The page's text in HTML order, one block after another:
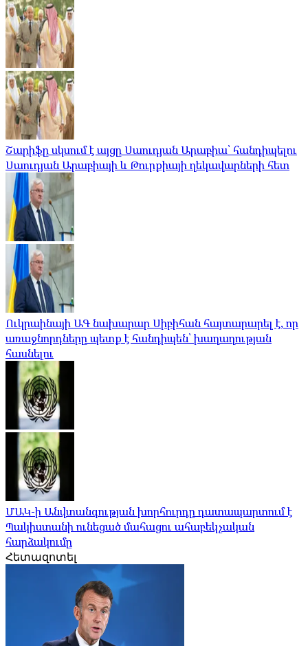
Շարիֆը սկսում է այցը Սաուդյան Արաբիա՝ հանդիպելու
Սաուդյան Արաբիայի և Թուրքիայի ղեկավարների հետ
Ուկրաինայի ԱԳ նախարար Սիբիհան հայտարարել է, որ
առաջնորդները պետք է հանդիպեն՝ խաղաղության
հասնելու
ՄԱԿ-ի Անվտանգության խորհուրդը դատապարտում է
Պակիստանի ունեցած մահացու ահաբեկչական
հարձակումը
Հետազոտել